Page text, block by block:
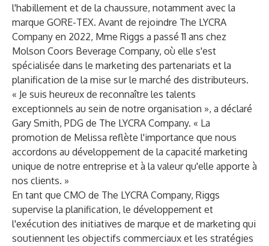
l'habillement et de la chaussure, notamment avec la
marque GORE-TEX. Avant de rejoindre The LYCRA
Company en 2022, Mme Riggs a passé 11 ans chez
Molson Coors Beverage Company, où elle s'est
spécialisée dans le marketing des partenariats et la
planification de la mise sur le marché des distributeurs.
« Je suis heureux de reconnaître les talents
exceptionnels au sein de notre organisation », a déclaré
Gary Smith, PDG de The LYCRA Company. « La
promotion de Melissa reflète l'importance que nous
accordons au développement de la capacité marketing
unique de notre entreprise et à la valeur qu'elle apporte à
nos clients. »
En tant que CMO de The LYCRA Company, Riggs
supervise la planification, le développement et
l'exécution des initiatives de marque et de marketing qui
soutiennent les objectifs commerciaux et les stratégies